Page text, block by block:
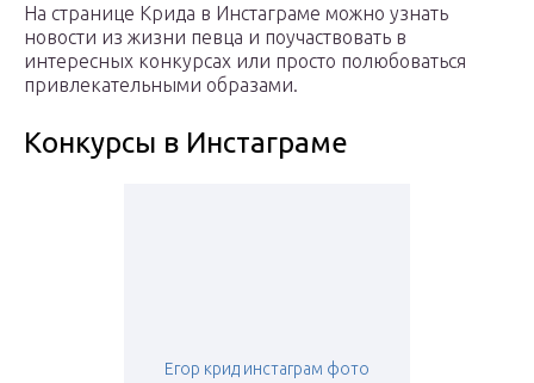
На странице Крида в Инстаграме можно узнать
новости из жизни певца и поучаствовать в
интересных конкурсах или просто полюбоваться
привлекательными образами.
Конкурсы в Инстаграме
Егор крид инстаграм фото